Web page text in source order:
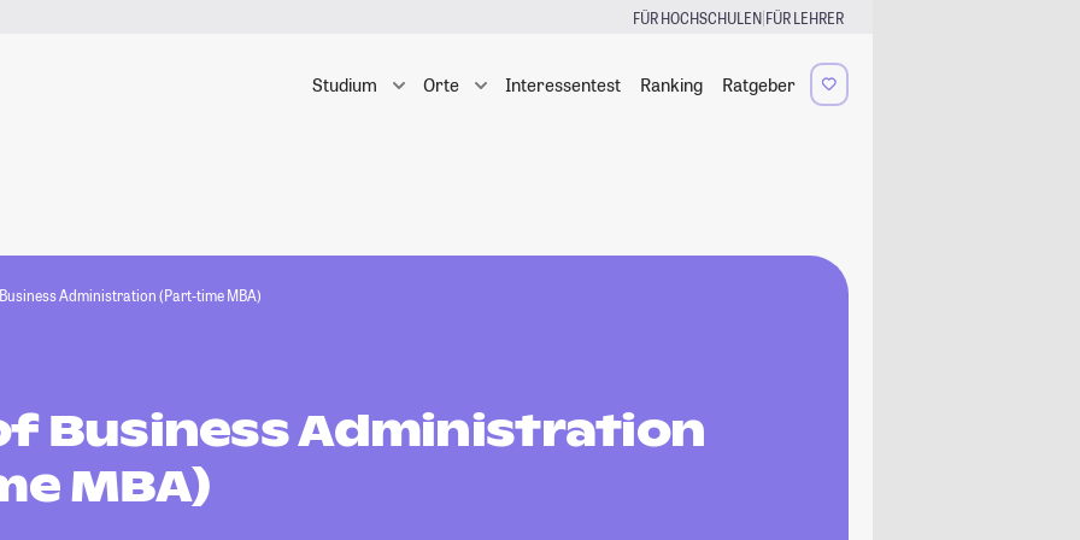
FÜR HOCHSCHULEN|FÜR LEHRER
Studium Orte Interessentest Ranking Ratgeber
Administration (Part-time MBA)
Business Administration
MBA)